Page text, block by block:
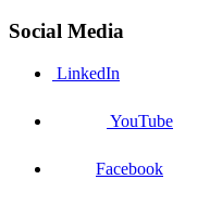
Social Media
LinkedIn
YouTube
Facebook